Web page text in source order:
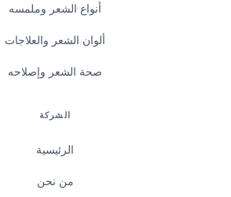
أنواع الشعر وملمسه
ألوان الشعر والعلاجات
صحة الشعر وإصلاحه
الشركة
الرئيسية
من نحن